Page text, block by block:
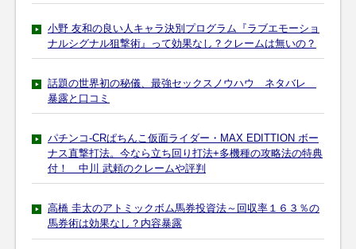
小野 友和の良い人キャラ決別プログラム『ラブエモーショ
ナルシグナル狙撃術』って効果なし？クレームは無いの？
話題の世界初の秘儀、最強セックスノウハウ ネタバレ
暴露と口コミ
パチンコ-CRぱちんこ仮面ライダー・MAX EDITTION ボー
ナス直撃打法。今なら立ち回り打法+多機種の攻略法の特典
付！ 中川 武頼のクレームや評判
高橋 圭太のアトミックボム馬券投資法～回収率１６３％の
馬券術は効果なし？内容暴露